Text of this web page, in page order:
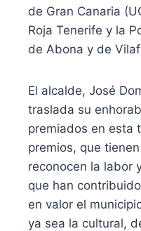
de Gran Canaria
Roja Tenerife y la
de Abona y de
El alcalde, José
traslada su
premiados en esta
premios, que
reconocen la labor
que han
en valor el
ya sea la cultural,